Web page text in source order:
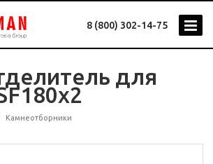
8 (800) 302-14-75
для
Камнеотборники